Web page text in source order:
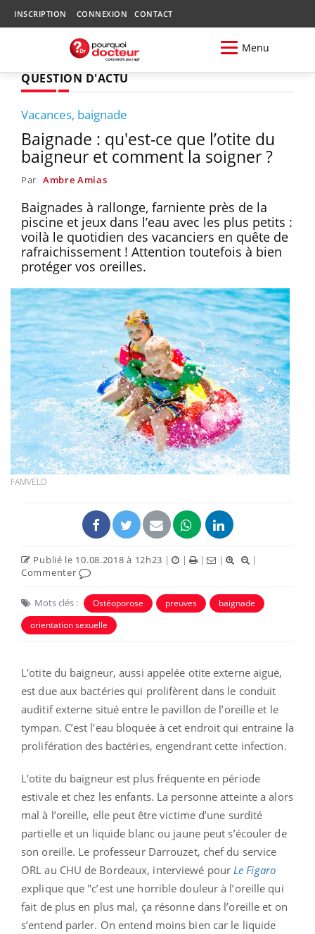
INSCRIPTION CONNEXION CONTACT
Menu
QUESTION D'ACTU
Vacances, baignade
Baignade : qu'est-ce que l’otite du
baigneur et comment la soigner ?
Par Ambre Amias
Baignades à rallonge, farniente près de la
piscine et jeux dans l’eau avec les plus petits :
voilà le quotidien des vacanciers en quête de
rafraichissement ! Attention toutefois à bien
protéger vos oreilles.
FAMVELD
Publié le 10.08.2018 à 12h23 | | | |
|
Commenter
Mots clés : Ostéoporose preuves
baignade
orientation sexuelle
L'otite du baigneur, aussi appelée otite externe aiguë,
est due aux bactéries qui prolifèrent dans le conduit
auditif externe situé entre le pavillon de l’oreille et le
tympan. C’est l’eau bloquée à cet endroit qui entraine la
prolifération des bactéries, engendrant cette infection.
L'otite du baigneur est plus fréquente en période
estivale et chez les enfants. La personne atteinte a alors
mal à l’oreille, elle peut être victime d’une surdité
partielle et un liquide blanc ou jaune peut s’écouler de
son oreille. Le professeur Darrouzet, chef du service
ORL au CHU de Bordeaux, interviewé pour Le Figaro
explique que "c’est une horrible douleur à l’oreille qui
fait de plus en plus mal, ça résonne dans l’oreille et on
s’entend parler. On entend moins bien car le liquide